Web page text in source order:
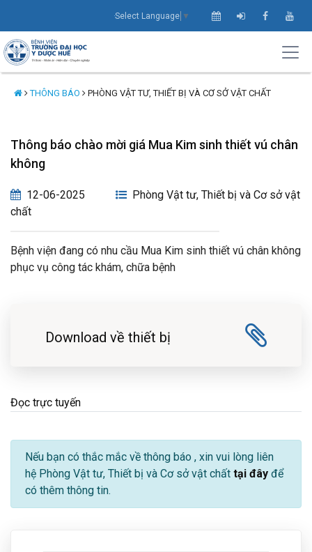
Select Language ▼
THÔNG BÁO PHÒNG VẬT TƯ, THIẾT BỊ VÀ CƠ SỞ VẬT CHẤT
Thông báo chào mời giá Mua Kim sinh thiết vú chân
không
12-06-2025
Phòng Vật tư, Thiết bị và Cơ sở vật
chất
Bệnh viện đang có nhu cầu Mua Kim sinh thiết vú chân không
phục vụ công tác khám, chữa bệnh
Download về thiết bị
Đọc trực tuyến
Nếu bạn có thắc mắc về thông báo , xin vui lòng liên
hệ Phòng Vật tư, Thiết bị và Cơ sở vật chất tại đây để
có thêm thông tin.